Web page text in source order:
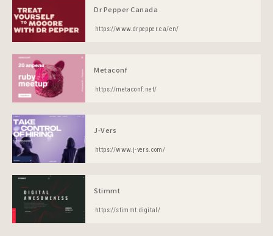
Dr Pepper Canada
https://www.drpepper.ca/en/
Metaсonf
https://metaconf.net/
J-Vers
https://www.j-vers.com/
Stimmt
https://stimmt.digital/